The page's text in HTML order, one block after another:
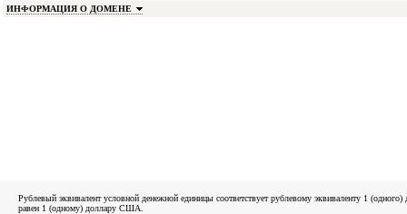
ИНФОРМАЦИЯ О ДОМЕНЕ
Рублевый эквивалент условной денежной единицы соответствует рублевому эквиваленту 1
равен 1 (одному) доллару США.